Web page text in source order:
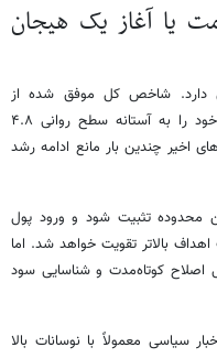
یا آغاز یک هیجان
دارد. شاخص کل موفق شده از
محدوده‌های مقاومتی کوتاه‌مدت عبور کند و خود را به آستانه سطح روانی ۴.۸
اخیر چندین بار مانع ادامه رشد
محدوده تثبیت شود و ورود پول
بالاتر تقویت خواهد شد. اما
اصلاح کوتاه‌مدت و شناسایی سود
سیاسی معمولاً با نوسانات بالا